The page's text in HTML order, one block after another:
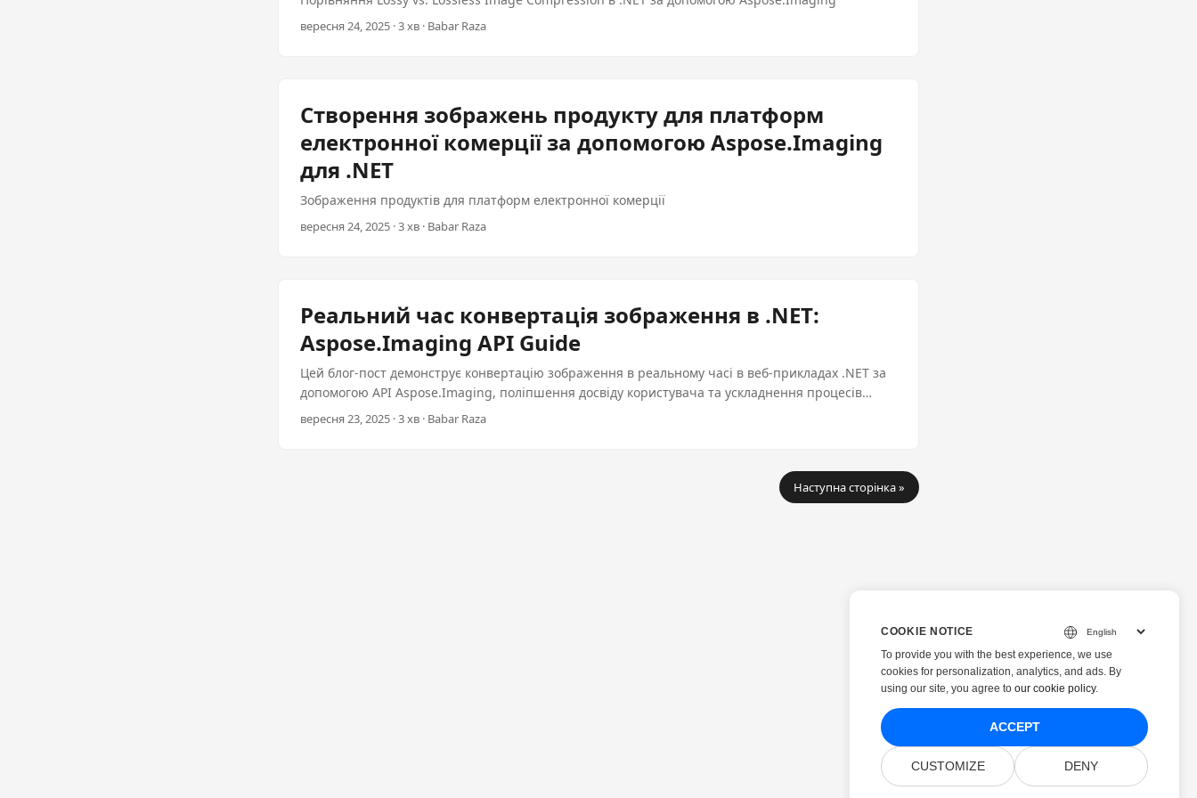
вересня 24, 2025 · 3 хв · Babar Raza
Створення зображень продукту для платформ
електронної комерції за допомогою Aspose.Imaging
для .NET
Зображення продуктів для платформ електронної комерції
вересня 24, 2025 · 3 хв · Babar Raza
Реальний час конвертація зображення в .NET:
Aspose.Imaging API Guide
Цей блог-пост демонструє конвертацію зображення в реальному часі в веб-прикладах .NET за
допомогою API Aspose.Imaging, поліпшення досвіду користувача та ускладнення процесів
вересня 23, 2025 · 3 хв · Babar Raza
Наступна сторінка »
COOKIE NOTICE
To provide you with the best experience, we use
cookies for personalization, analytics, and ads. By
using our site, you agree to our cookie policy.
ACCEPT
CUSTOMIZE DENY